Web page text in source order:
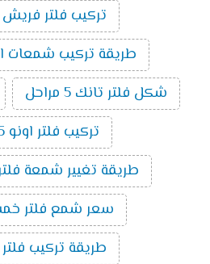
تركيب فلتر فريش 5
طريقة تركيب شمعات الفلتر
شكل فلتر تانك 5 مراحل
تركيب فلتر اونو 5 مراحل
طريقة تغيير شمعة فلتر مياه
سعر شمع فلتر
طريقة تركيب فلتر 5